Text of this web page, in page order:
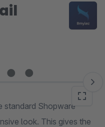
standard Shopware
look. This gives the